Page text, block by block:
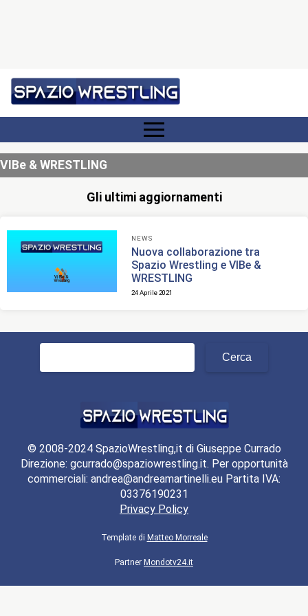
VIBe & WRESTLING
Gli ultimi aggiornamenti
NEWS
Nuova collaborazione tra
Spazio Wrestling e VIBe &
WRESTLING
24 Aprile 2021
Ricerca
© 2008-2024 SpazioWrestling,it di Giuseppe Currado
Direzione: gcurrado@spaziowrestling.it. Per opportunità
commerciali: andrea@andreamartinelli.eu Partita IVA:
03376190231
Privacy Policy
Template di Matteo Morreale
Partner Mondotv24.it